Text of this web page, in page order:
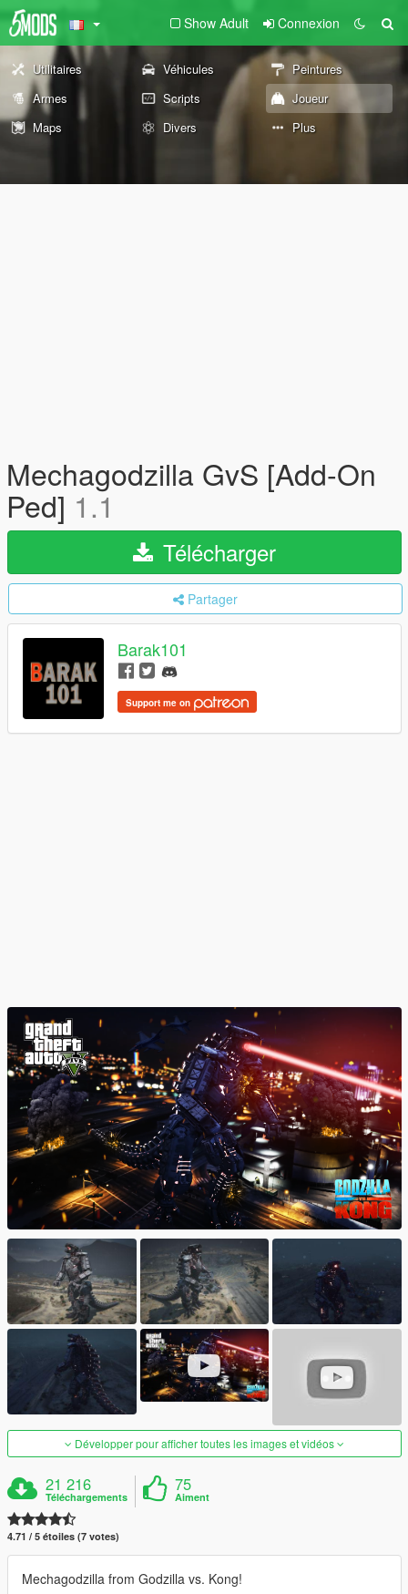
Show Adult Connexion
Utilitaires Véhicules
Peintures
Armes
Scripts
Joueur
Maps
Divers Plus
Mechagodzilla GvS [Add-On
Ped] 1.1
Télécharger
Partager
Barak101
Support me on
Développer pour afficher toutes les images et vidéos
21 216
Téléchargements
75
Aiment
4.71 / 5 étoiles (7 votes)
Mechagodzilla from Godzilla vs. Kong!